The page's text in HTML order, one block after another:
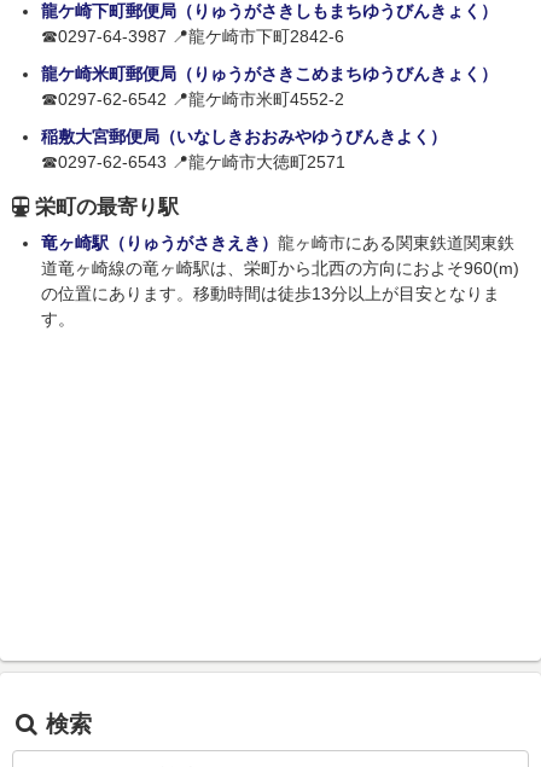
龍ケ崎下町郵便局（りゅうがさきしもまちゆうびんきょく）
☎0297-64-3987 📍龍ケ崎市下町2842-6
龍ケ崎米町郵便局（りゅうがさきこめまちゆうびんきょく）
☎0297-62-6542 📍龍ケ崎市米町4552-2
稲敷大宮郵便局（いなしきおおみやゆうびんきよく）
☎0297-62-6543 📍龍ケ崎市大徳町2571
栄町の最寄り駅
竜ヶ崎駅（りゅうがさきえき） 龍ヶ崎市にある関東鉄道関東鉄
道竜ヶ崎線の竜ヶ崎駅は、栄町から北西の方向におよそ960(m)
の位置にあります。移動時間は徒歩13分以上が目安となりま
す。
検索